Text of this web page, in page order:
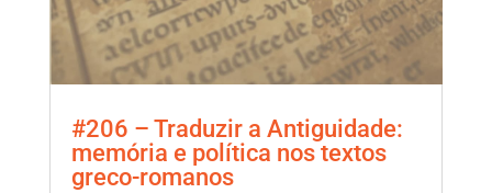
#206 – Traduzir a Antiguidade:
memória e política nos textos
greco-romanos